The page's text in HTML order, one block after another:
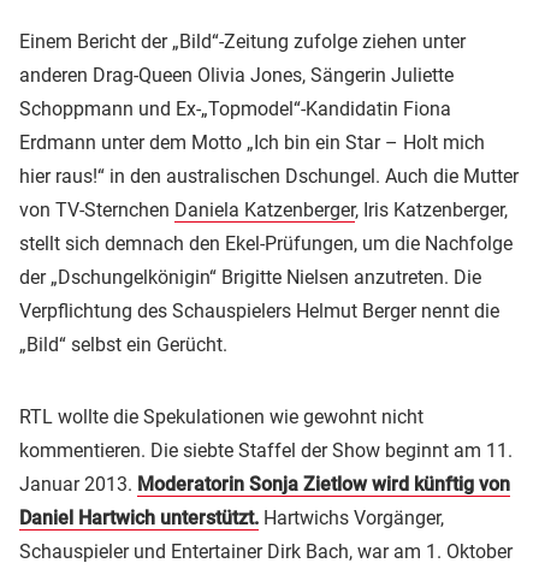
Einem Bericht der „Bild“-Zeitung zufolge ziehen unter
anderen Drag-Queen Olivia Jones, Sängerin Juliette
Schoppmann und Ex-„Topmodel“-Kandidatin Fiona
Erdmann unter dem Motto „Ich bin ein Star – Holt mich
hier raus!“ in den australischen Dschungel. Auch die Mutter
von TV-Sternchen Daniela Katzenberger, Iris Katzenberger,
stellt sich demnach den Ekel-Prüfungen, um die Nachfolge
der „Dschungelkönigin“ Brigitte Nielsen anzutreten. Die
Verpflichtung des Schauspielers Helmut Berger nennt die
„Bild“ selbst ein Gerücht.
RTL wollte die Spekulationen wie gewohnt nicht
kommentieren. Die siebte Staffel der Show beginnt am 11.
Januar 2013. Moderatorin Sonja Zietlow wird künftig von
Daniel Hartwich unterstützt. Hartwichs Vorgänger,
Schauspieler und Entertainer Dirk Bach, war am 1. Oktober